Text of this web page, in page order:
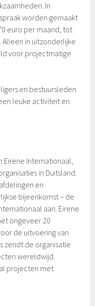
In
worden gemaakt
euro per maand, tot
Alleen in uitzonderlijke
voor projectmatige
en bestuursleden
leuke activiteit en
Eirene Internationaal,
in Duitsland.
en
bijeenkomst – de
aan. Eirene
ongeveer 20
de uitvoering van
zendt de organisatie
wereldwijd.
projecten met